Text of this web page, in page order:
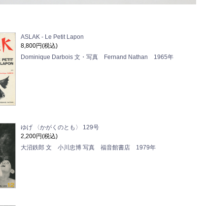
ASLAK - Le Petit Lapon
8,800円(税込)
Dominique Darbois 文・写真 Fernand Nathan 1965年
ゆげ 〈かがくのとも〉 129号
2,200円(税込)
大沼鉄郎 文 小川忠博 写真 福音館書店 1979年